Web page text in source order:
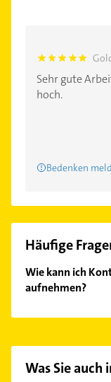
5.0
Sehr gute
hoch.
Bedenken
Häufige
Wie kann ich
aufnehmen?
finden Sie alle
Was Sie